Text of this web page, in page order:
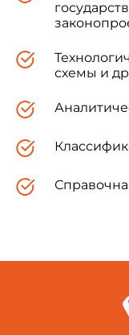
1.
1.1.
стандартов
канализации
-
(нетиповых)
схемы и